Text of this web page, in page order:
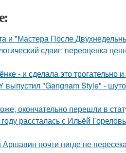
и "Мастера После
сдвиг: переоценка
- и сделала это трогательно и
выпустил "Gangnam Style" -
окончательно перешли в
рассталась с Ильёй
почти нигде не